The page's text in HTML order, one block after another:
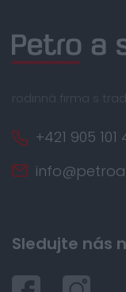
rodinná firma s
+421 905 101
Sledujte nás